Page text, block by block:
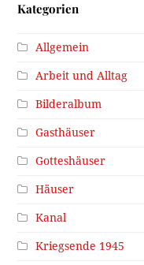
Kategorien
Allgemein
Arbeit und Alltag
Bilderalbum
Gasthäuser
Gotteshäuser
Häuser
Kanal
Kriegsende 1945